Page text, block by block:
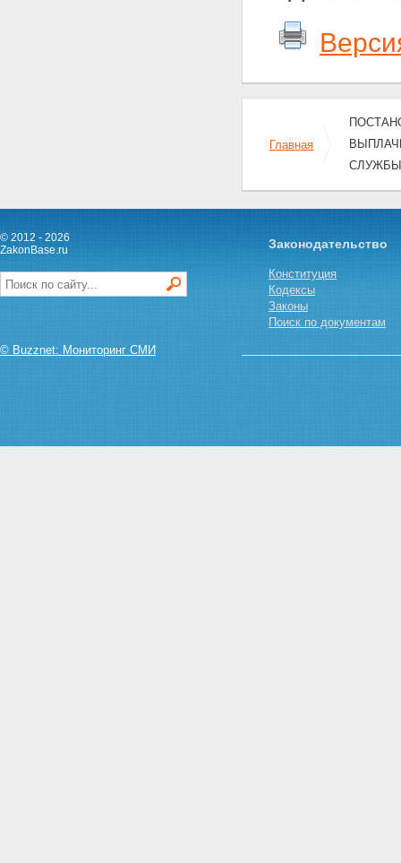
Главная
© 2012 - 2026
ZakonBase.ru
© Buzznet: Мониторинг СМИ
Законодательство
Конституция
Кодексы
Законы
Поиск по документам